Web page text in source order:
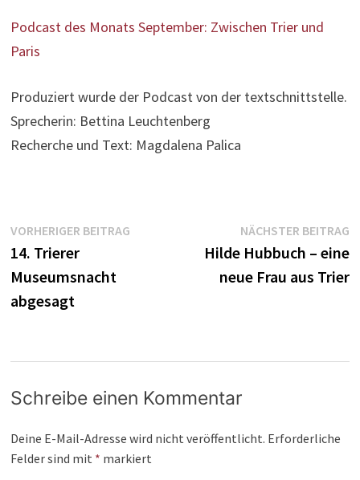
Podcast des Monats September: Zwischen Trier und
Paris
Produziert wurde der Podcast von der textschnittstelle.
Sprecherin: Bettina Leuchtenberg
Recherche und Text: Magdalena Palica
Beitragsnavigation
VORHERIGER BEITRAGVorheriger
14. Trierer
Museumsnacht
abgesagt
NÄCHSTER BEITRAG
Hilde Hubbuch – eine
neue Frau aus Trier
Schreibe einen Kommentar
Deine E-Mail-Adresse wird nicht veröffentlicht. Erforderliche
Felder sind mit * markiert